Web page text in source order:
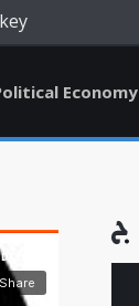
Economy